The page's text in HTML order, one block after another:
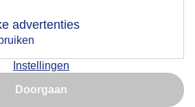
advertenties
Instellingen
Doorgaan
de dag
misschien later